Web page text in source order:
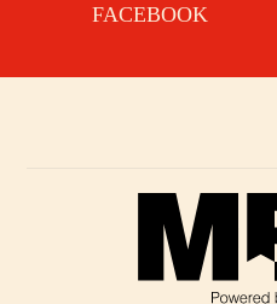
FACEBOOK